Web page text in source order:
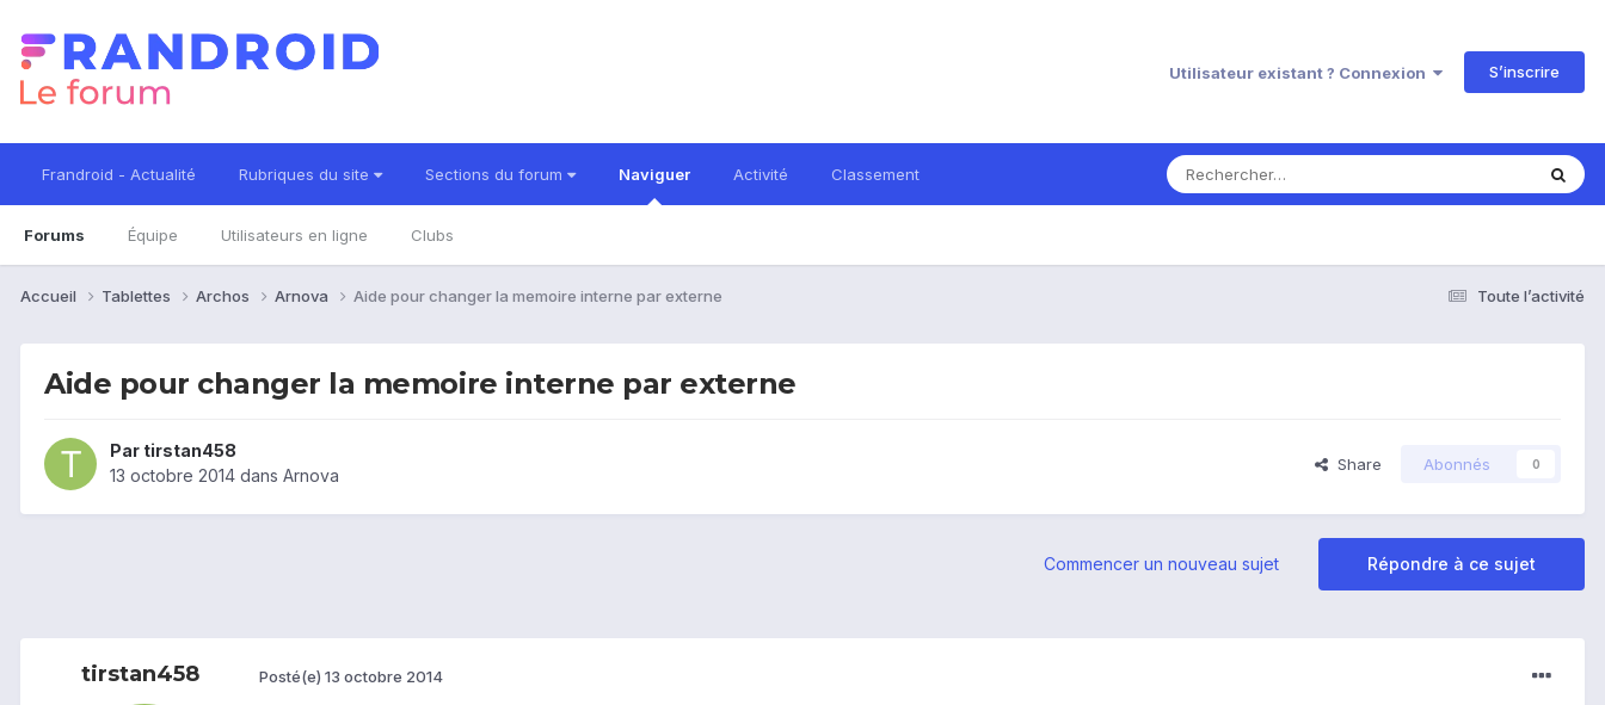
Utilisateur existant ? Connexion S’inscrire
Frandroid - Actualité Rubriques du site Sections du forum Naviguer
Forums Équipe Utilisateurs en ligne Clubs
Activité Classement
Toute l’activité
Accueil Tablettes Archos Arnova Aide pour changer la memoire interne par externe
Aide pour changer la memoire interne par externe
Par tirstan458
13 octobre 2014 dans Arnova
Share Abonnés 0
Répondre à ce sujet
Commencer un nouveau sujet
tirstan458 Posté(e) 13 octobre 2014